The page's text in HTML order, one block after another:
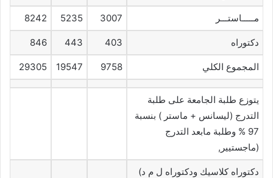
مـــــاستـــر 3007
5235
8242
دكتوراه 403
443
846
المجموع الكلي 9758
19547
29305
يتوزع طلبة الجامعة على طلبة
التدرج (ليسانس + ماستر ) بنسبة
97 % وطلبة مابعد التدرج
(ماجستيير,
دكتوراه كلاسيك ودكتوراه ل م د)